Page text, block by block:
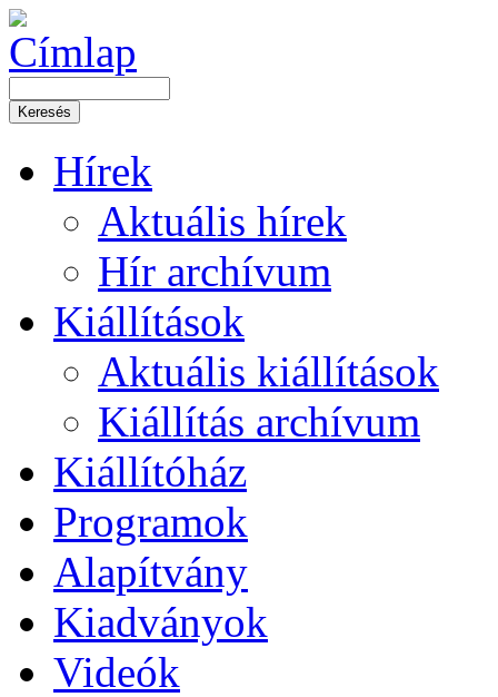
Hírek
Aktuális hírek
Hír archívum
Kiállítások
Aktuális kiállítások
Kiállítás archívum
Kiállítóház
Programok
Alapítvány
Kiadványok
Videók